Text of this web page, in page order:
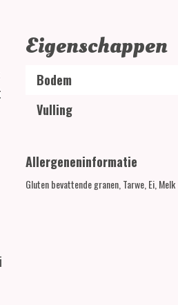
Eigenschappen
Bodem
Vulling
Allergeneninformatie
Gluten bevattende granen, Tarwe, Ei, Melk